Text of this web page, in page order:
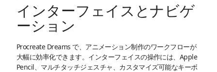
インターフェイスとナビゲ
ーション
Procreate Dreams で、アニメーション制作のワークフローが
大幅に効率化できます。インターフェイスの操作には、Apple
Pencil、マルチタッチジェスチャ、カスタマイズ可能なキーボ